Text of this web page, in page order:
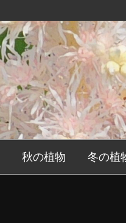
秋の植物 冬の植